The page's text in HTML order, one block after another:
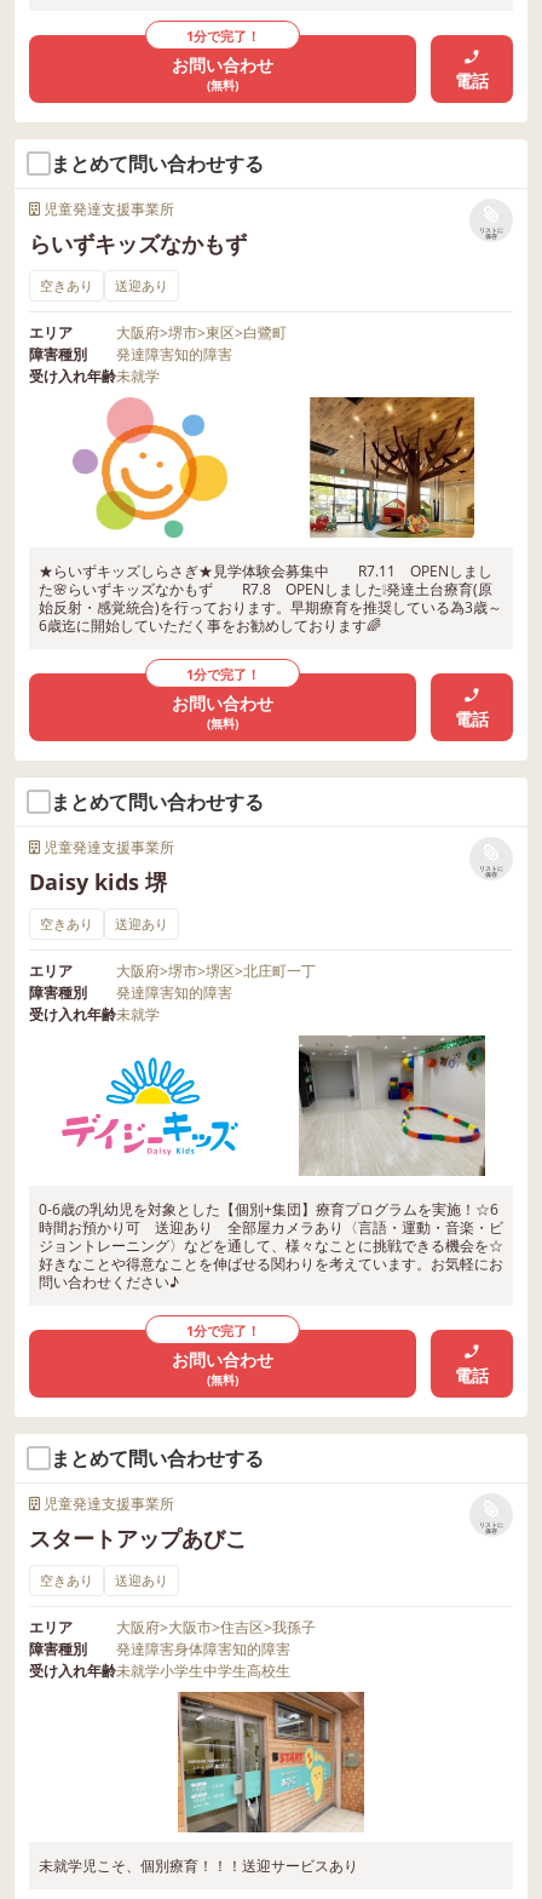
1分で完了！
お問い合わせ
(無料) 電話
まとめて問い合わせする
児童発達支援事業所
らいずキッズなかもず
リストに
保存
空きあり 送迎あり
エリア 大阪府>堺市>東区>白鷺町
障害種別
発達障害知的障害
受け入れ年齢未就学
★らいずキッズしらさぎ★見学体験会募集中 R7.11 OPENしまし
た🌸らいずキッズなかもず R7.8 OPENしました❕発達土台療育(原
始反射・感覚統合)を行っております。早期療育を推奨している為3歳～
6歳迄に開始していただく事をお勧めしております🌈
1分で完了！
お問い合わせ
(無料) 電話
まとめて問い合わせする
児童発達支援事業所
Daisy kids 堺
リストに
保存
空きあり 送迎あり
エリア 大阪府>堺市>堺区>北庄町一丁
障害種別
発達障害知的障害
受け入れ年齢未就学
0-6歳の乳幼児を対象とした【個別+集団】療育プログラムを実施！☆6
時間お預かり可 送迎あり 全部屋カメラあり〈言語・運動・音楽・ビ
ジョントレーニング〉などを通して、様々なことに挑戦できる機会を☆
好きなことや得意なことを伸ばせる関わりを考えています。お気軽にお
問い合わせください♪
1分で完了！
お問い合わせ
(無料) 電話
まとめて問い合わせする
児童発達支援事業所
スタートアップあびこ
リストに
保存
空きあり 送迎あり
エリア 大阪府>大阪市>住吉区>我孫子
障害種別
発達障害身体障害知的障害
受け入れ年齢未就学小学生中学生高校生
未就学児こそ、個別療育！！！送迎サービスあり